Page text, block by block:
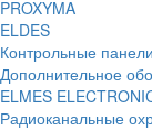
PROXYMA
ELDES
Контрольные
Дополнительное
ELMES
Радиоканальные